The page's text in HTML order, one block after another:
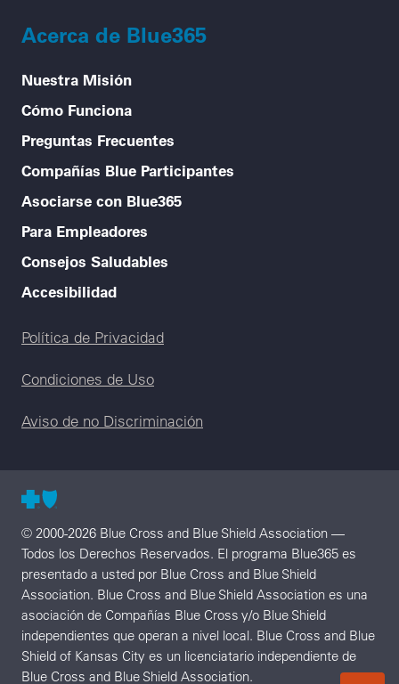
Acerca de Blue365
Nuestra Misión
Cómo Funciona
Preguntas Frecuentes
Compañías Blue Participantes
Asociarse con Blue365
Para Empleadores
Consejos Saludables
Accesibilidad
Legal menu
Política de Privacidad
Condiciones de Uso
Aviso de no Discriminación
© 2000-2026 Blue Cross and Blue Shield Association —
Todos los Derechos Reservados. El programa Blue365 es
presentado a usted por Blue Cross and Blue Shield
Association. Blue Cross and Blue Shield Association es una
asociación de Compañías Blue Cross y/o Blue Shield
independientes que operan a nivel local. Blue Cross and Blue
Shield of Kansas City es un licenciatario independiente de
Blue Cross and Blue Shield Association.